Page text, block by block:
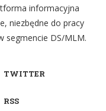
informacyjna
niezbędne do pracy
segmencie DS/MLM.
TWITTER
RSS